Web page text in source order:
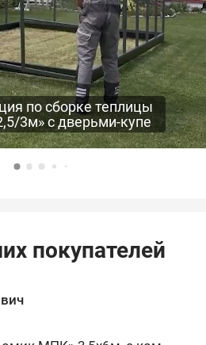
по сборке теплицы
3м» с дверьми-купе
покупателей